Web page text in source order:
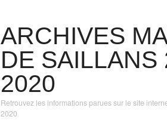
ARCHIVES
DE SAILLANS
2020
Retrouvez les informations parues sur le site
2020